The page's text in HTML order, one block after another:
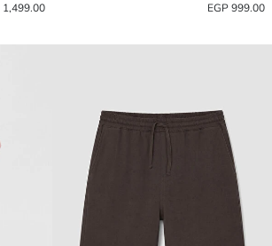
999.00 EGP
1,499.00 EGP